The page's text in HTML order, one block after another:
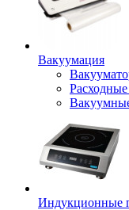
Вакуумация
Индукционные